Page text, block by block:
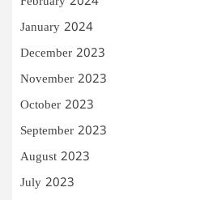
January 2024
December 2023
November 2023
October 2023
September 2023
August 2023
July 2023